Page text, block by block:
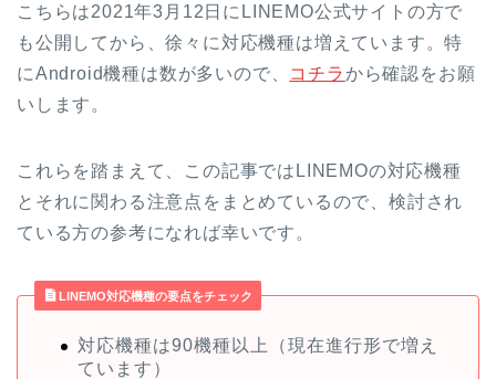
こちらは2021年3月12日にLINEMO公式サイトの方で
も公開してから、徐々に対応機種は増えています。特
にAndroid機種は数が多いので、 コチラから確認をお願
いします。
これらを踏まえて、この記事ではLINEMOの対応機種
とそれに関わる注意点をまとめているので、検討され
ている方の参考になれば幸いです。
LINEMO対応機種の要点をチェック
対応機種は90機種以上（現在進行形で増え
ています）